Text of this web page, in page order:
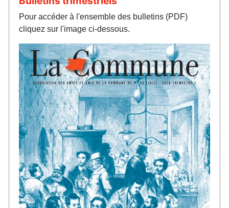
Pour accéder à l'ensemble des bulletins (PDF)
cliquez sur l'image ci-dessous.